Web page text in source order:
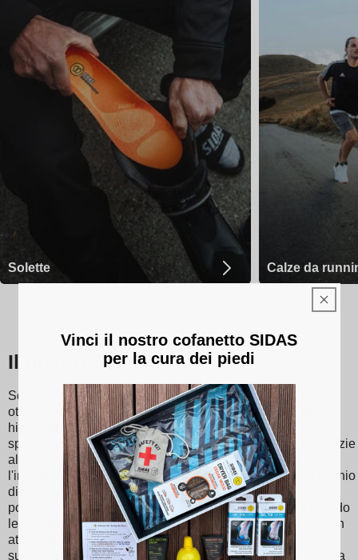
Solette Calze da
Il nostro Sidas solette
Scopri Sidas solette, progettate per fornire un supporto
ottimale e un comfort senza eguali ad ogni passo. Fatto da
high-materiali di qualità, i nostri plantari sono adatti a vari
sport e attività, che vanno dal tennis allo sci alla corsa. Grazie
alla loro tecnologia di assorbimento degli urti, riducono
l'impatto sulle articolazioni, riducendo così al minimo il rischio
di lesioni. Sidas le solette promuovono inoltre una migliore
postura e una distribuzione equilibrata del peso, migliorando
le prestazioni atletiche e il comfort quotidiano. Che tu sia un
atleta appassionato o semplicemente cerchi un migliore
supporto per il piede, scegli Sidas solette per un'esperienza
Vinci il nostro cofanetto SIDAS
per la cura dei piedi